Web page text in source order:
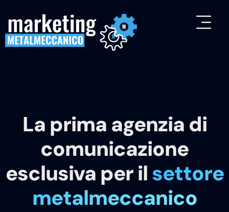
La prima agenzia di
comunicazione
esclusiva per ilsettore
metalmeccanico